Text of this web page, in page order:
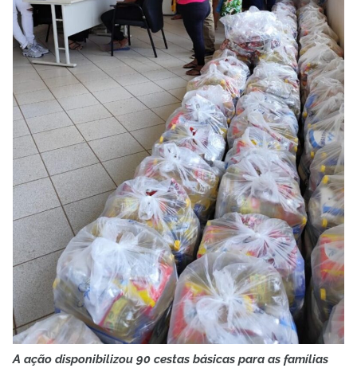
A ação disponibilizou 90 cestas básicas para as famílias